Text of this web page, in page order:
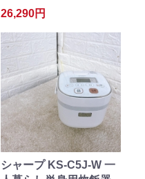
26,290円
シャープ KS-C5J-W 一